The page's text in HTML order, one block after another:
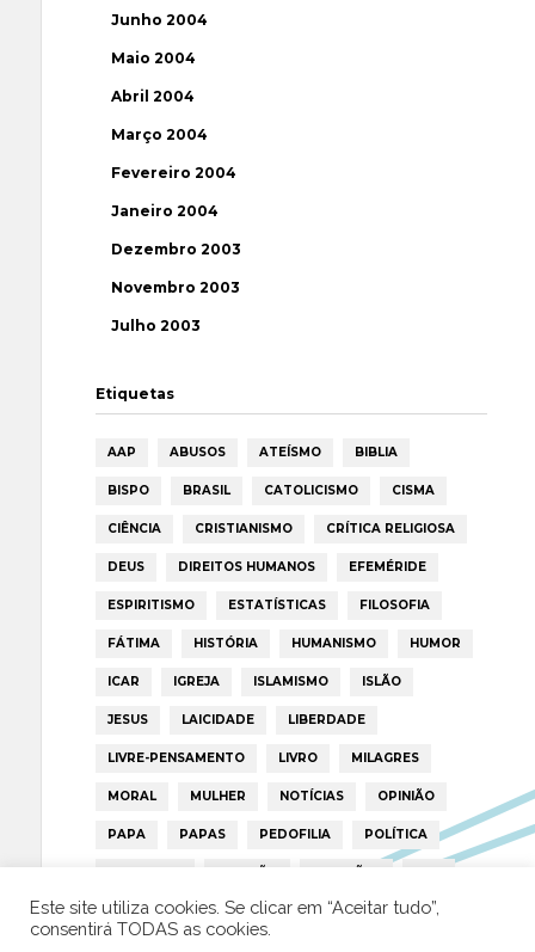
Junho 2004
Maio 2004
Abril 2004
Março 2004
Fevereiro 2004
Janeiro 2004
Dezembro 2003
Novembro 2003
Julho 2003
Etiquetas
AAP ABUSOS ATEÍSMO BIBLIA
BISPO BRASIL CATOLICISMO CISMA
CIÊNCIA CRISTIANISMO CRÍTICA RELIGIOSA
DEUS DIREITOS HUMANOS EFEMÉRIDE
ESPIRITISMO ESTATÍSTICAS FILOSOFIA
FÁTIMA HISTÓRIA HUMANISMO HUMOR
ICAR IGREJA ISLAMISMO ISLÃO
JESUS LAICIDADE LIBERDADE
LIVRE-PENSAMENTO LIVRO MILAGRES
MORAL MULHER NOTÍCIAS OPINIÃO
PAPA PAPAS PEDOFILIA POLÍTICA
PORTUGAL RELIGIÃO RELIGIÕES RTP
TRUMP VATICANO
Este site utiliza cookies. Se clicar em “Aceitar tudo”,
consentirá TODAS as cookies.